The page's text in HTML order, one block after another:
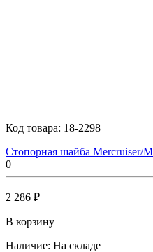
Код товара: 18-2298
Стопорная шайба Mercruiser/
0
2 286 ₽
В корзину
Наличие: На складе